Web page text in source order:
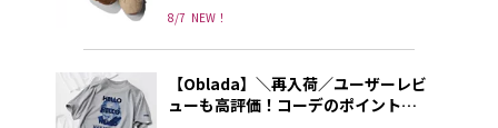
8/7 NEW！
【Oblada】＼再入荷／ユーザーレビ
ューも高評価！コーデのポイントに